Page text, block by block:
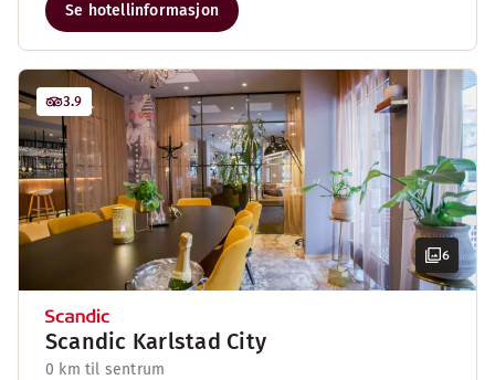
Se hotellinformasjon
6
3.9
Scandic Karlstad City
0 km til sentrum